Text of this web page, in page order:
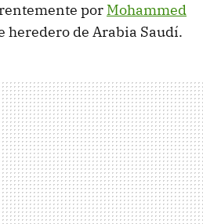
por Mohammed
heredero de Arabia Saudí.